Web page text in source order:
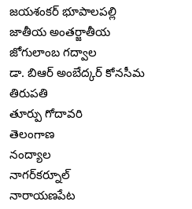
జయశంకర్ భూపాలపల్లి
జాతీయ అంతర్జాతీయ
జోగులాంబ గద్వాల
డా. బిఆర్ అంబేద్కర్ కోనసీమ
తిరుపతి
తూర్పు గోదావరి
తెలంగాణ
నంద్యాల
నాగర్‌కర్నూల్
నారాయణపేట